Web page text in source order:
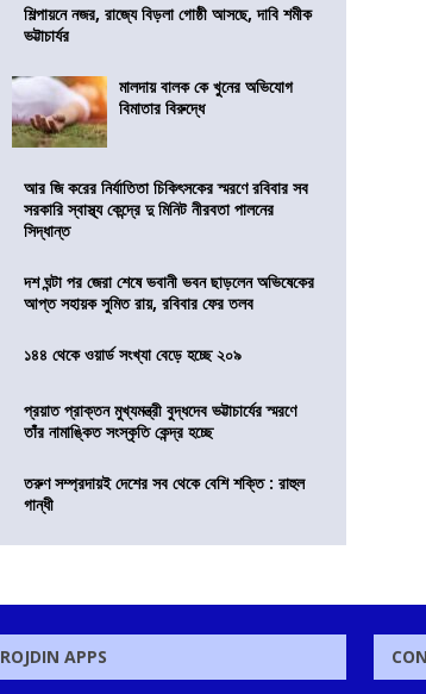
শিল্পায়নে নজর, রাজ্যে বিড়লা গোষ্ঠী আসছে, দাবি শমীক
ভট্টাচার্যর
মালদায় বালক কে খুনের অভিযোগ
বিমাতার বিরুদ্ধে
আর জি করের নির্যাতিতা চিকিৎসকের স্মরণে রবিবার সব
সরকারি স্বাস্থ্য কেন্দ্রে দু মিনিট নীরবতা পালনের
সিদ্ধান্ত
দশ ঘন্টা পর জেরা শেষে ভবানী ভবন ছাড়লেন অভিষেকের
আপ্ত সহায়ক সুমিত রায়, রবিবার ফের তলব
১৪৪ থেকে ওয়ার্ড সংখ্যা বেড়ে হচ্ছে ২০৯
প্রয়াত প্রাক্তন মুখ্যমন্ত্রী বুদ্ধদেব ভট্টাচার্যের স্মরণে
তাঁর নামাঙ্কিত সংস্কৃতি কেন্দ্র হচ্ছে
তরুণ সম্প্রদায়ই দেশের সব থেকে বেশি শক্তি : রাহুল
গান্ধী
ROJDIN APPS